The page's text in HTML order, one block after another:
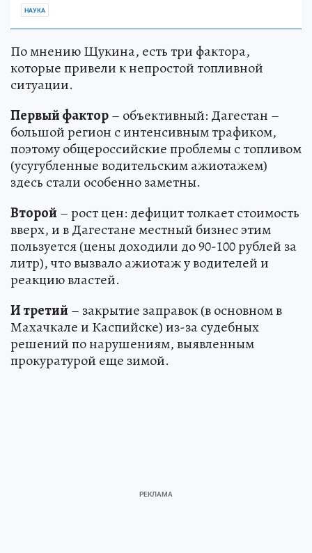
НАУКА
По мнению Щукина, есть три фактора,
которые привели к непростой топливной
ситуации.
Первый фактор– объективный: Дагестан –
большой регион с интенсивным трафиком,
поэтому общероссийские проблемы с топливом
(усугубленные водительским ажиотажем)
здесь стали особенно заметны.
Второй – рост цен: дефицит толкает стоимость
вверх, и в Дагестане местный бизнес этим
пользуется (цены доходили до 90-100 рублей за
литр), что вызвало ажиотаж у водителей и
реакцию властей.
И третий – закрытие заправок (в основном в
Махачкале и Каспийске) из-за судебных
решений по нарушениям, выявленным
прокуратурой еще зимой.